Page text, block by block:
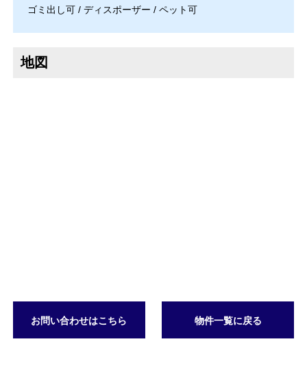
ゴミ出し可 / ディスポーザー / ペット可
地図
お問い合わせはこちら 物件一覧に戻る